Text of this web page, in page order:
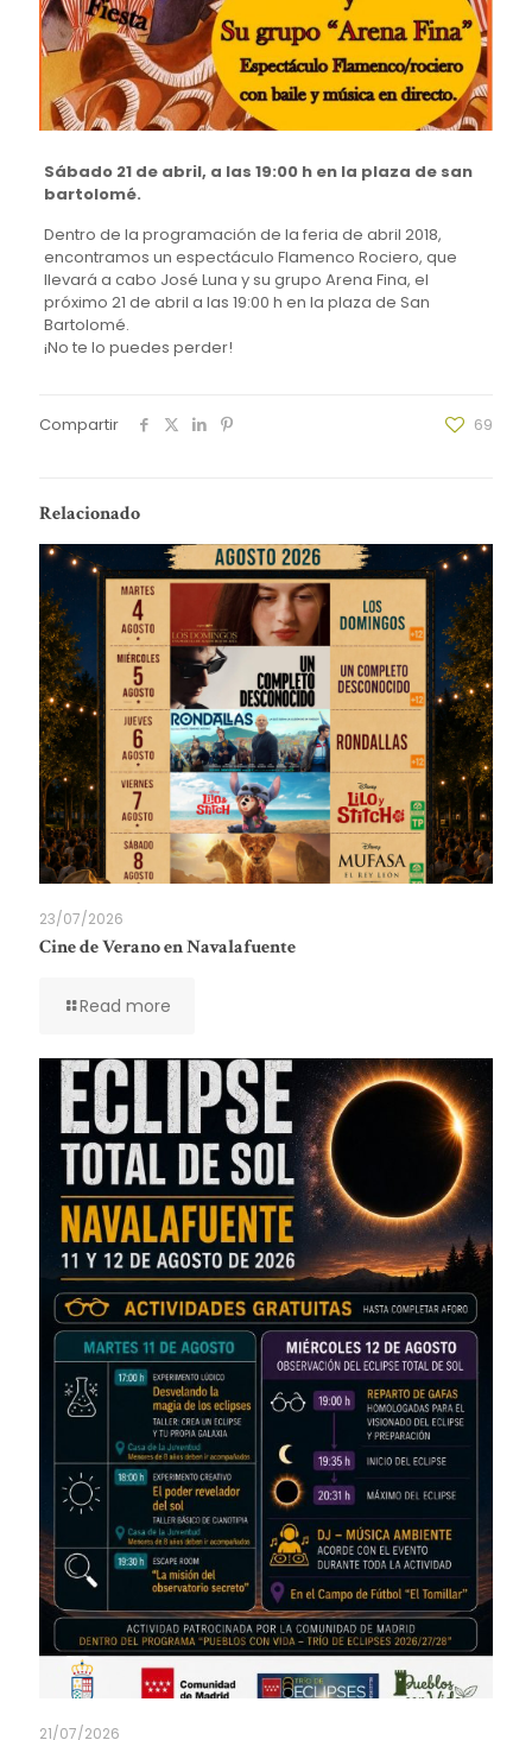
Sábado 21 de abril, a las 19:00 h en la plaza de san
bartolomé.
Dentro de la programación de la feria de abril 2018,
encontramos un espectáculo Flamenco Rociero, que
llevará a cabo José Luna y su grupo Arena Fina, el
próximo 21 de abril a las 19:00 h en la plaza de San
Bartolomé.
¡No te lo puedes perder!
Compartir 69
Relacionado
23/07/2026
Cine de Verano en Navalafuente
Read more
21/07/2026